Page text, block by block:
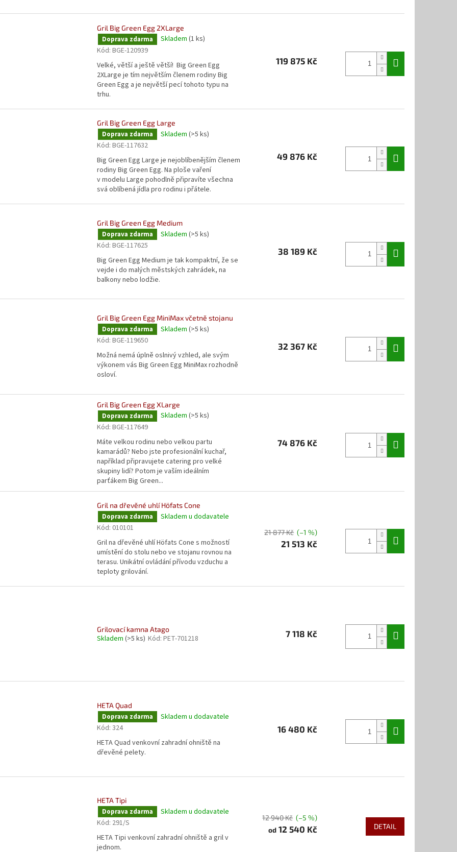
Gril Big Green Egg 2XLarge
Doprava zdarma Skladem (1 ks)
Kód: BGE-120939
Velké, větší a ještě větší! Big Green Egg
2XLarge je tím největším členem rodiny Big
Green Egg a je největší pecí tohoto typu na
trhu.
119 875 Kč
Gril Big Green Egg Large
Doprava zdarma Skladem (>5 ks)
Kód: BGE-117632
Big Green Egg Large je nejoblíbenějším členem
rodiny Big Green Egg. Na ploše vaření
v modelu Large pohodlně připravíte všechna
svá oblíbená jídla pro rodinu i přátele.
49 876 Kč
Gril Big Green Egg Medium
Doprava zdarma Skladem (>5 ks)
Kód: BGE-117625
Big Green Egg Medium je tak kompaktní, že se
vejde i do malých městských zahrádek, na
balkony nebo lodžie.
38 189 Kč
Gril Big Green Egg MiniMax včetně stojanu
Doprava zdarma Skladem (>5 ks)
Kód: BGE-119650
Možná nemá úplně oslnivý vzhled, ale svým
výkonem vás Big Green Egg MiniMax rozhodně
osloví.
32 367 Kč
Gril Big Green Egg XLarge
Doprava zdarma Skladem (>5 ks)
Kód: BGE-117649
Máte velkou rodinu nebo velkou partu
kamarádů? Nebo jste profesionální kuchař,
například připravujete catering pro velké
skupiny lidí? Potom je vaším ideálním
parťákem Big Green...
74 876 Kč
Gril na dřevěné uhlí Höfats Cone
Doprava zdarma
Skladem u dodavatele
Kód: 010101
Gril na dřevěné uhlí Höfats Cone s možností
umístění do stolu nebo ve stojanu rovnou na
terasu. Unikátní ovládání přívodu vzduchu a
teploty grilování.
21 877 Kč (–1 %)
21 513 Kč
Grilovací kamna Atago
Skladem (>5 ks) Kód: PET-701218 7 118 Kč
HETA Quad
Doprava zdarma
Skladem u dodavatele
Kód: 324
HETA Quad venkovní zahradní ohniště na
dřevěné pelety.
16 480 Kč
HETA Tipi
Doprava zdarma
Skladem u dodavatele
Kód: 291/S
HETA Tipi venkovní zahradní ohniště a gril v
jednom.
12 940 Kč (–5 %)
od 12 540 Kč DETAIL